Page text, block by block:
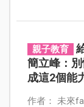
親子教育
簡立峰：
成這2個能
作者： 未來